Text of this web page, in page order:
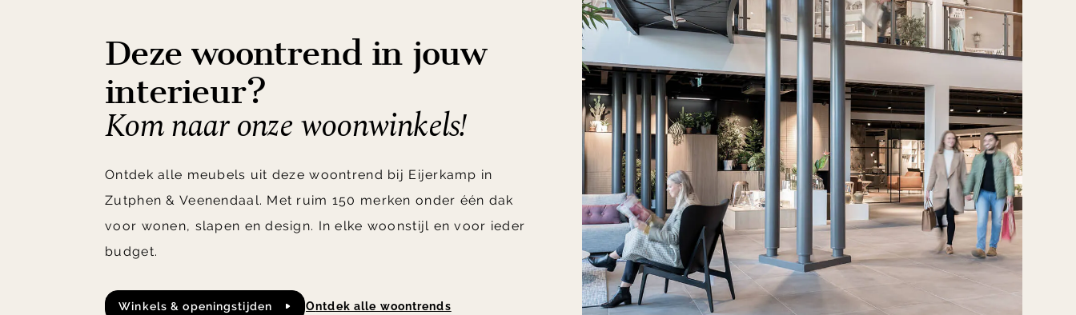
Deze woontrend in jouw
interieur?
Kom naar onze woonwinkels!
Ontdek alle meubels uit deze woontrend bij Eijerkamp in
Zutphen & Veenendaal. Met ruim 150 merken onder één dak
voor wonen, slapen en design. In elke woonstijl en voor ieder
budget.
Winkels & openingstijden ontdek alle woontrends